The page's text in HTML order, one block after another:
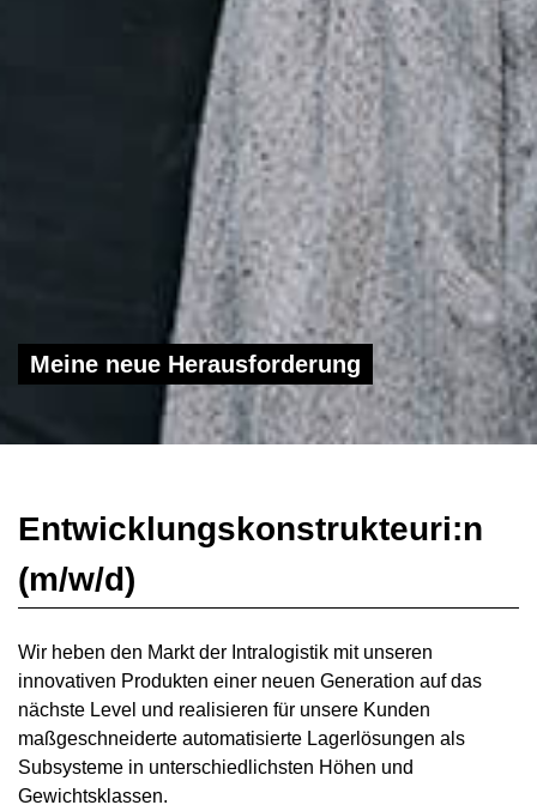
Meine neue Herausforderung
Entwicklungskonstrukteuri:n
(m/w/d)
Wir heben den Markt der Intralogistik mit unseren
innovativen Produkten einer neuen Generation auf das
nächste Level und realisieren für unsere Kunden
maßgeschneiderte automatisierte Lagerlösungen als
Subsysteme in unterschiedlichsten Höhen und
Gewichtsklassen.